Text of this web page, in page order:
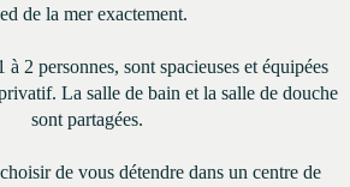
de la mer exactement.
à 2 personnes, sont spacieuses et équipées
La salle de bain et la salle de douche
sont partagées.
de vous détendre dans un centre de